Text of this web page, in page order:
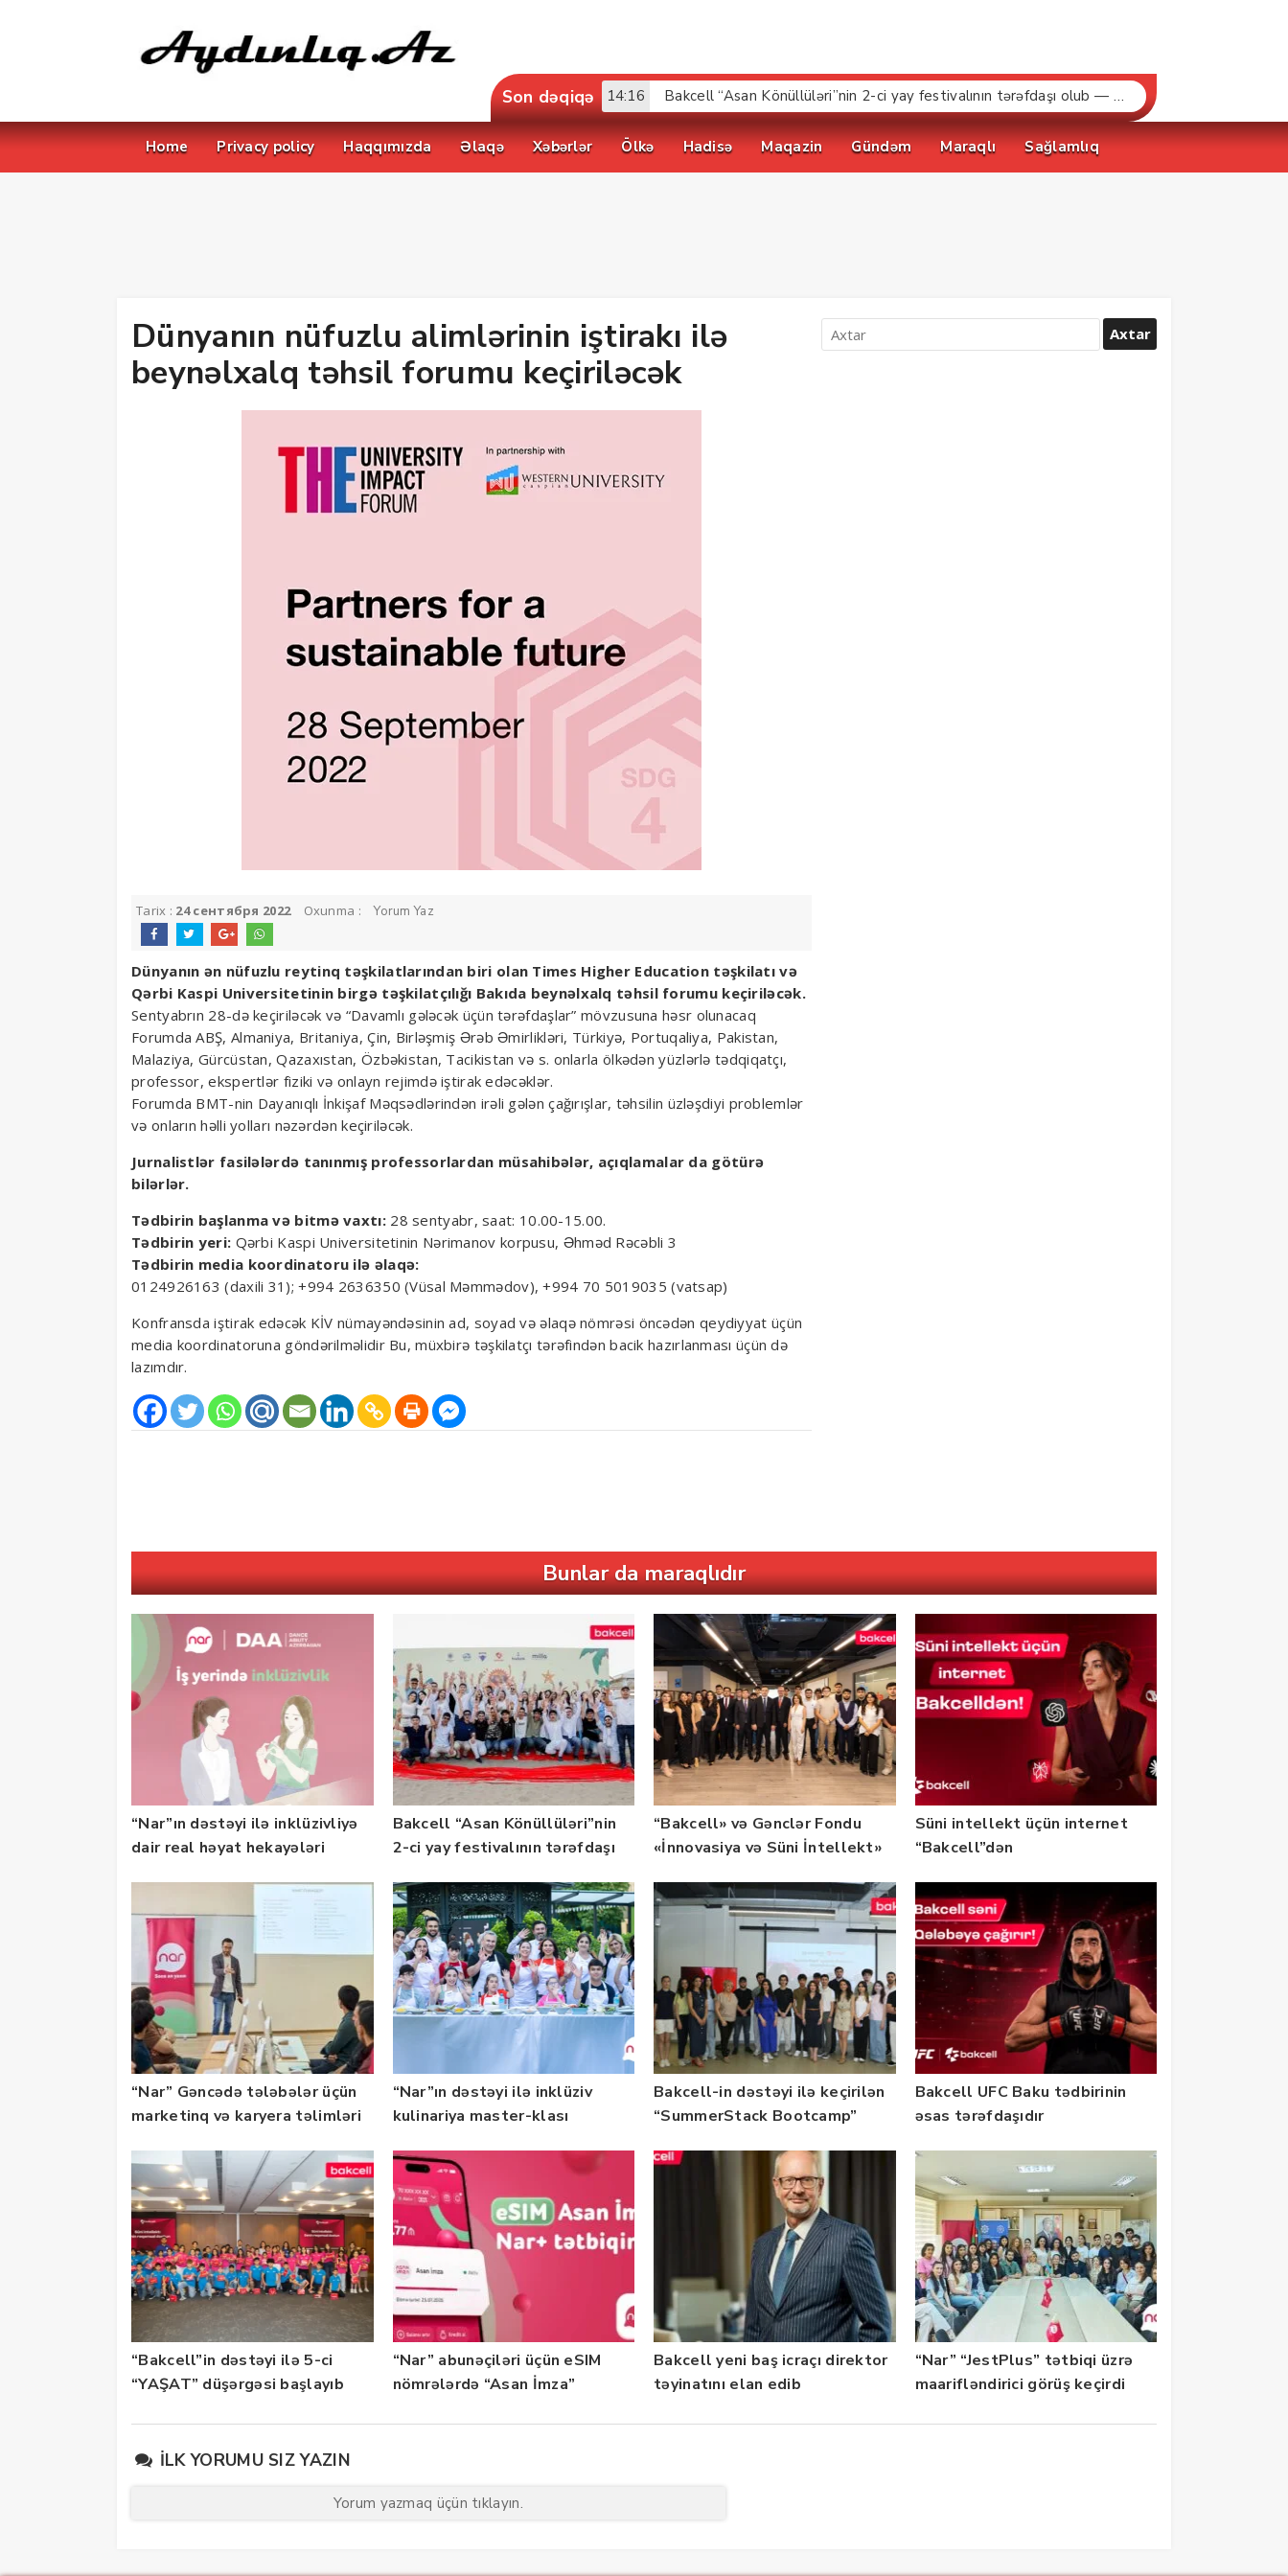
Son dəqiqə 17:52 “Bakcell» və Gənclər Fondu «İnnovasiya və Süni İntellekt» üzrə təqaüd proqramının qalibləri ilə görüş keçirib
Home Privacy policy Haqqımızda Əlaqə Xəbərlər Ölkə Hadisə Maqazin Gündəm Maraqlı Sağlamlıq
Dünyanın nüfuzlu alimlərinin iştirakı ilə
beynəlxalq təhsil forumu keçiriləcək
Tarix : 24 сентября 2022 Oxunma : Yorum Yaz
Dünyanın ən nüfuzlu reytinq təşkilatlarından biri olan Times Higher Education təşkilatı və
Qərbi Kaspi Universitetinin birgə təşkilatçılığı Bakıda beynəlxalq təhsil forumu keçiriləcək.
Sentyabrın 28-də keçiriləcək və “Davamlı gələcək üçün tərəfdaşlar” mövzusuna həsr olunacaq
Forumda ABŞ, Almaniya, Britaniya, Çin, Birləşmiş Ərəb Əmirlikləri, Türkiyə, Portuqaliya, Pakistan,
Malaziya, Gürcüstan, Qazaxıstan, Özbəkistan, Tacikistan və s. onlarla ölkədən yüzlərlə tədqiqatçı,
professor, ekspertlər fiziki və onlayn rejimdə iştirak edəcəklər.
Forumda BMT-nin Dayanıqlı İnkişaf Məqsədlərindən irəli gələn çağırışlar, təhsilin üzləşdiyi problemlər
və onların həlli yolları nəzərdən keçiriləcək.
Jurnalistlər fasilələrdə tanınmış professorlardan müsahibələr, açıqlamalar da götürə
bilərlər.
Tədbirin başlanma və bitmə vaxtı:28 sentyabr, saat: 10.00-15.00.
Tədbirin yeri: Qərbi Kaspi Universitetinin Nərimanov korpusu, Əhməd Rəcəbli 3
Tədbirin media koordinatoru ilə əlaqə:
0124926163 (daxili 31); +994 2636350 (Vüsal Məmmədov), +994 70 5019035 (vatsap)
Konfransda iştirak edəcək KİV nümayəndəsinin ad, soyad və əlaqə nömrəsi öncədən qeydiyyat üçün
media koordinatoruna göndərilməlidir Bu, müxbirə təşkilatçı tərəfindən bacik hazırlanması üçün də
lazımdır.
Bunlar da maraqlıdır
“Nar”ın dəstəyi ilə inklüzivliyə
dair real həyat hekayələri
Bakcell “Asan Könüllüləri”nin
2-ci yay festivalının tərəfdaşı
“Bakcell» və Gənclər Fondu
«İnnovasiya və Süni İntellekt»
qalibləri ilə görüş keçirib
Süni intellekt üçün internet
“Bakcell”dən
“Nar” Gəncədə tələbələr üçün
marketinq və karyera təlimləri
“Nar”ın dəstəyi ilə inklüziv
kulinariya master-klası
Bakcell-in dəstəyi ilə keçirilən
“SummerStack Bootcamp”
Bakcell UFC Baku tədbirinin
əsas tərəfdaşıdır
“Bakcell”in dəstəyi ilə 5-ci
“YAŞAT” düşərgəsi başlayıb
“Nar” abunəçiləri üçün eSIM
nömrələrdə “Asan İmza”
Bakcell yeni baş icraçı direktor
təyinatını elan edib
“Nar” “JestPlus” tətbiqi üzrə
maarifləndirici görüş keçirdi
İLK YORUMU SIZ YAZIN
Yorum yazmaq üçün tıklayın.